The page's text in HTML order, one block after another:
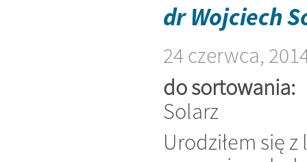
dr Wojciech
24 czerwca,
do sortowania:
Solarz
Urodziłem się